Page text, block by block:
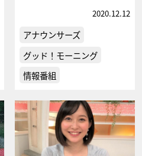
2020.12.12
アナウンサーズ
グッド！モーニング
情報番組